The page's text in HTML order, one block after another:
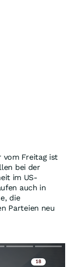
vom Freitag ist
bei der
im US-
auch in
die
Parteien neu